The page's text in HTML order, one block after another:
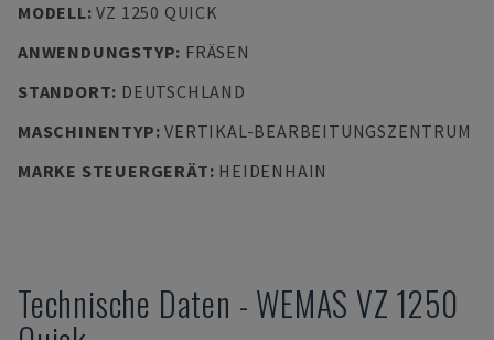
MODELL:VZ 1250 QUICK
ANWENDUNGSTYP: FRÄSEN
STANDORT: DEUTSCHLAND
MASCHINENTYP:VERTIKAL-BEARBEITUNGSZENTRUM
MARKE STEUERGERÄT: HEIDENHAIN
Technische Daten - WEMAS VZ 1250